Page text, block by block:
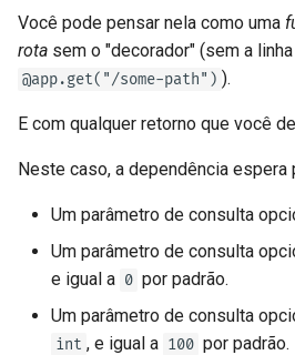
Você pode pensar nela como uma
rota sem o "decorador" (sem a linha
@app.get("/some-path") ).
E com qualquer retorno que você
Neste caso, a dependência espera
Um parâmetro de consulta
Um parâmetro de consulta
e igual a 0 por padrão.
Um parâmetro de consulta
int , e igual a 100 por padrão.